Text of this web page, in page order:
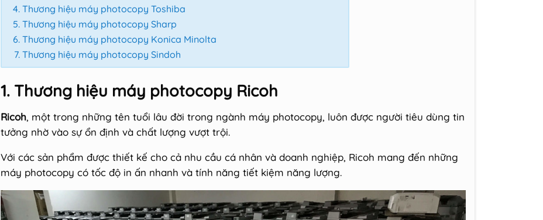
Thương hiệu máy photocopy Toshiba
Thương hiệu máy photocopy Sharp
Thương hiệu máy photocopy Konica Minolta
Thương hiệu máy photocopy Sindoh
1. Thương hiệu máy photocopy Ricoh
Ricoh, một trong những tên tuổi lâu đời trong ngành máy photocopy, luôn được người tiêu dùng tin
tưởng nhờ vào sự ổn định và chất lượng vượt trội.
Với các sản phẩm được thiết kế cho cả nhu cầu cá nhân và doanh nghiệp, Ricoh mang đến những
máy photocopy có tốc độ in ấn nhanh và tính năng tiết kiệm năng lượng.